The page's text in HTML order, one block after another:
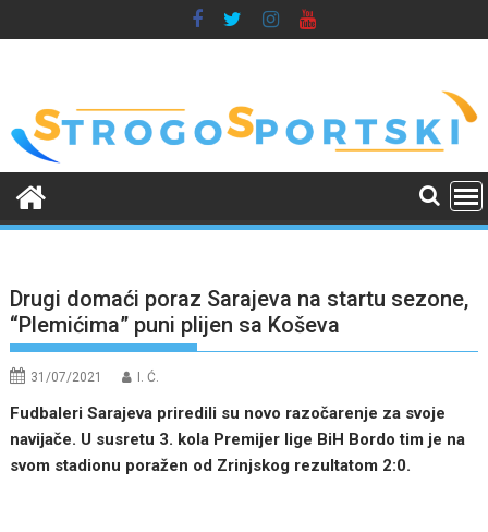
to
Drugi domaći poraz Sarajeva na startu sezone,
“Plemićima” puni plijen sa Koševa
31/07/2021 I. Ć.
Fudbaleri Sarajeva priredili su novo razočarenje za svoje
navijače. U susretu 3. kola Premijer lige BiH Bordo tim je na
svom stadionu poražen od Zrinjskog rezultatom 2:0.